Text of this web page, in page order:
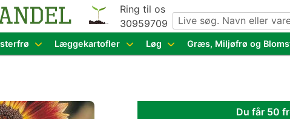
grøntsagsfrø fra hele Europa – få adgang til 1.229
Ring til os
30959709
Læggekartofler Løg Græs, Miljøfrø og
Du får 50